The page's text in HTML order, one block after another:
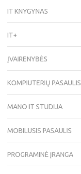
IT KNYGYNAS
IT+
ĮVAIRENYBĖS
KOMPIUTERIŲ PASAULIS
MANO IT STUDIJA
MOBILUSIS PASAULIS
PROGRAMINĖ ĮRANGA